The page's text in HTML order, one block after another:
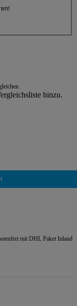
hinzu.
mit DHL Paket Inland